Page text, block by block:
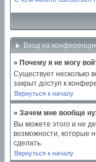
Вход на
» Почему я не могу
Существует несколько
закрыт доступ к
Вернуться к началу
» Зачем мне вообще
Вы можете этого и не
возможности, которые
сделать.
Вернуться к началу